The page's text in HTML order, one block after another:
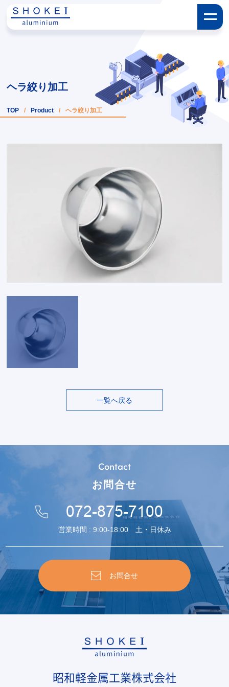
ヘラ絞り加工
TOP / Product / ヘラ絞り加工
一覧へ戻る
Contact
お問合せ
072-875-7100
営業時間 : 9:00-18:00 土・日休み
お問合せ
昭和軽金属工業株式会社